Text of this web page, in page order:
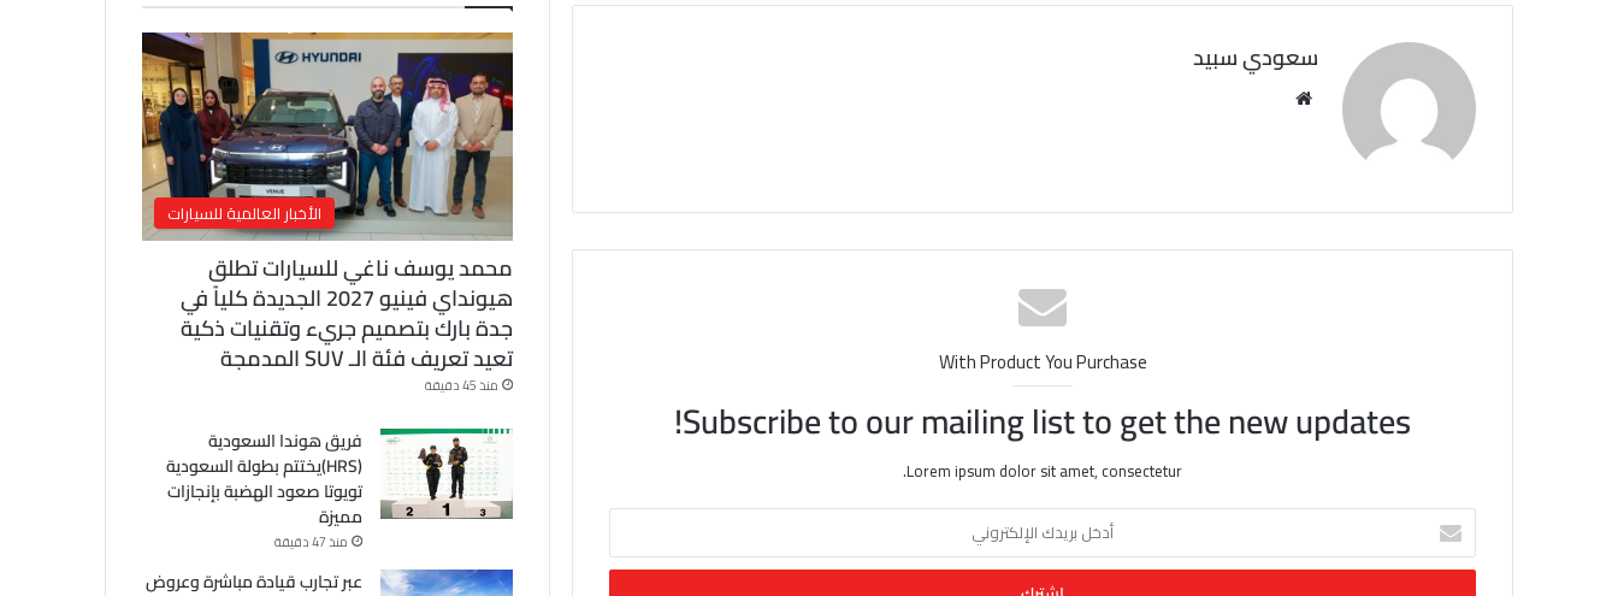
سعودي سبيد
With Product You Purchase
Subscribe to our mailing list to get the new updates!
Lorem ipsum dolor sit amet, consectetur.
خ
ل
ك
ت
ر
و
الأخبار العالمية للسيارات
محمد يوسف ناغي للسيارات تطلق
هيونداي فينيو 2027 الجديدة كلياً في
جدة بارك بتصميم جريء وتقنيات ذكية
تعيد تعريف فئة الـ SUV المدمجة
منذ 45 دقيقة
فريق هوندا السعودية
(HRS)يختتم بطولة السعودية
تويوتا صعود الهضبة بإنجازات
مميزة
منذ 47 دقيقة
عبر تجارب قيادة مباشرة وعروض